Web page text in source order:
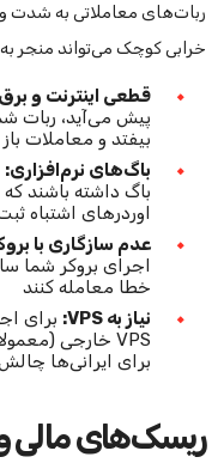
ربات‌های معاملاتی به شدت
خرابی کوچک می‌تواند منجر
قطعی اینترنت و
پیش می‌آید، ربات
بیفتد و معاملات
باگ‌های نرم‌افزاری:
باگ داشته باشند
اوردرهای اشتباه
عدم سازگاری با
اجرای بروکر شما
خطا معامله کنند
نیاز به VPS:
برای
برای ایرانی‌ها
ریسک‌های مالی و